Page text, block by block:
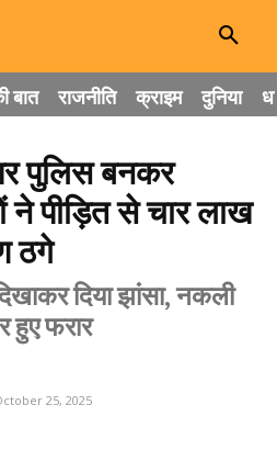
बात राजनीति क्राइम दुनिया
पुलिस बनकर
ने पीड़ित से चार लाख
ठगे
दिया झांसा, नकली
फरार
25, 2025